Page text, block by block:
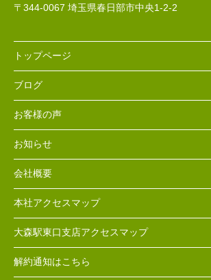
〒344-0067 埼玉県春日部市中央1-2-2
トップページ
ブログ
お客様の声
お知らせ
会社概要
本社アクセスマップ
大森駅東口支店アクセスマップ
解約通知はこちら